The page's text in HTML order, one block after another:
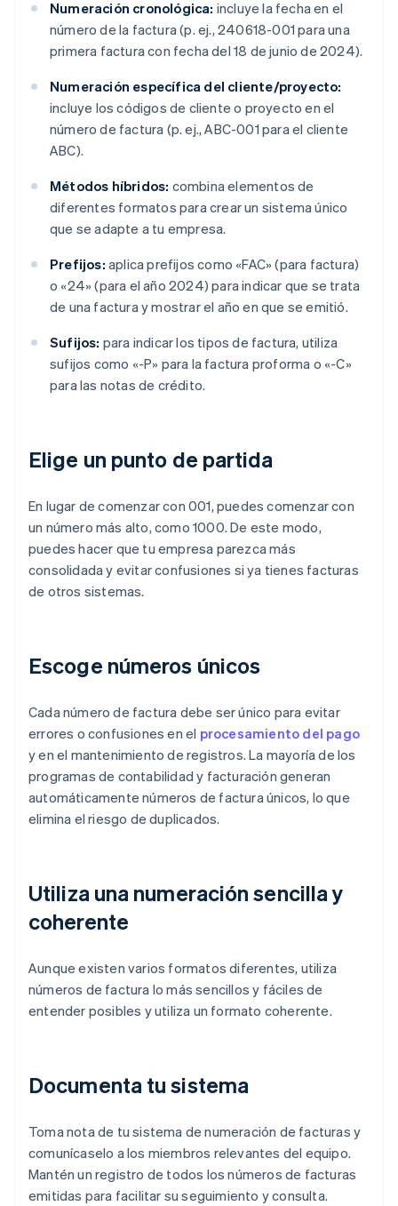
Numeración cronológica: incluye la fecha en el
número de la factura (p. ej., 240618-001 para una
primera factura con fecha del 18 de junio de 2024).
Numeración específica del cliente/proyecto:
incluye los códigos de cliente o proyecto en el
número de factura (p. ej., ABC-001 para el cliente
ABC).
Métodos híbridos: combina elementos de
diferentes formatos para crear un sistema único
que se adapte a tu empresa.
Prefijos: aplica prefijos como «FAC» (para factura)
o «24» (para el año 2024) para indicar que se trata
de una factura y mostrar el año en que se emitió.
Sufijos: para indicar los tipos de factura, utiliza
sufijos como «-P» para la factura proforma o «-C»
para las notas de crédito.
Elige un punto de partida
En lugar de comenzar con 001, puedes comenzar con
un número más alto, como 1000. De este modo,
puedes hacer que tu empresa parezca más
consolidada y evitar confusiones si ya tienes facturas
de otros sistemas.
Escoge números únicos
Cada número de factura debe ser único para evitar
errores o confusiones en el procesamiento del pago
y en el mantenimiento de registros. La mayoría de los
programas de contabilidad y facturación generan
automáticamente números de factura únicos, lo que
elimina el riesgo de duplicados.
Utiliza una numeración sencilla y
coherente
Aunque existen varios formatos diferentes, utiliza
números de factura lo más sencillos y fáciles de
entender posibles y utiliza un formato coherente.
Documenta tu sistema
Toma nota de tu sistema de numeración de facturas y
comunícaselo a los miembros relevantes del equipo.
Mantén un registro de todos los números de facturas
emitidas para facilitar su seguimiento y consulta.